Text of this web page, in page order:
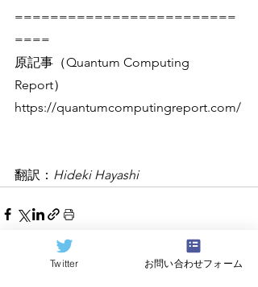
=========================
====
原記事（Quantum Computing
Report）
https://quantumcomputingreport.com/
翻訳： Hideki Hayashi
すべて表示
Twitter お問い合わせフォーム